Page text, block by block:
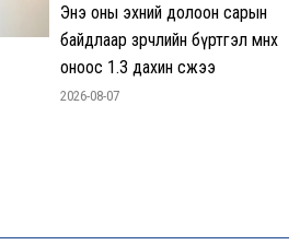
Энэ оны эхний долоон сарын
байдлаар зөрчлийн бүртгэл өмнөх
оноос 1.3 дахин өсжээ
2026-08-07